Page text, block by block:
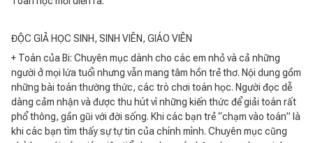
ĐỘC GIẢ HỌC SINH, SINH VIÊN, GIÁO VIÊN
+ Toán của Bi: Chuyên mục dành cho các em nhỏ và cả những
người ở mọi lứa tuổi nhưng vẫn mang tâm hồn trẻ thơ. Nội dung gồm
những bài toán thường thức, các trò chơi toán học. Người đọc dễ
dàng cảm nhận và được thu hút vì những kiến thức để giải toán rất
phổ thông, gần gũi với đời sống. Khi các bạn trẻ “chạm vào toán” là
khi các bạn tìm thấy sự tự tin của chính mình. Chuyên mục cũng